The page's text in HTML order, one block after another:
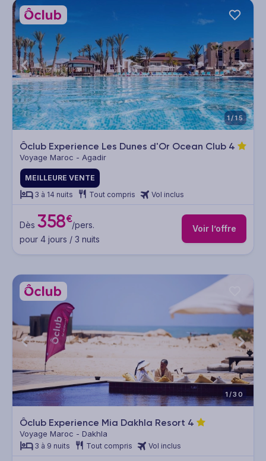
1/15
Ôclub Experience Les Dunes d'Or Ocean Club 4
Voyage Maroc - Agadir
MEILLEURE VENTE
3 à 14 nuits
Tout compris Vol inclus
Dès 358€/pers.
pour 4 jours / 3 nuits
Voir l’offre
1/30
Ôclub Experience Mia Dakhla Resort 4
Voyage Maroc - Dakhla
3 à 9 nuits Tout compris Vol inclus